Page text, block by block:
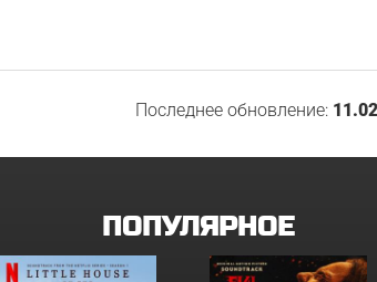
Последнее обновление:
ПОПУЛЯРНОЕ